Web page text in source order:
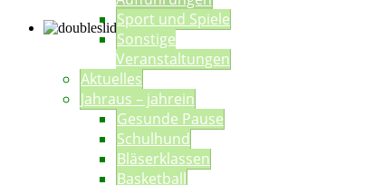
Sport und Spiele
Sonstige
Veranstaltungen
Aktuelles
Jahraus – jahrein
Gesunde Pause
Schulhund
Bläserklassen
Basketball